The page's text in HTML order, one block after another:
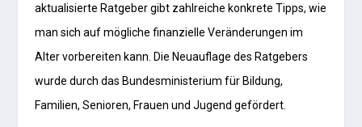
aktualisierte Ratgeber gibt zahlreiche konkrete Tipps, wie
man sich auf mögliche finanzielle Veränderungen im
Alter vorbereiten kann. Die Neuauflage des Ratgebers
wurde durch das Bundesministerium für Bildung,
Familien, Senioren, Frauen und Jugend gefördert.